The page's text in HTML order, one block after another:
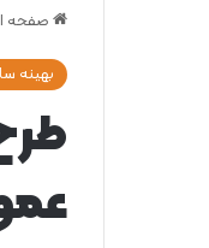
صفحه
بهینه